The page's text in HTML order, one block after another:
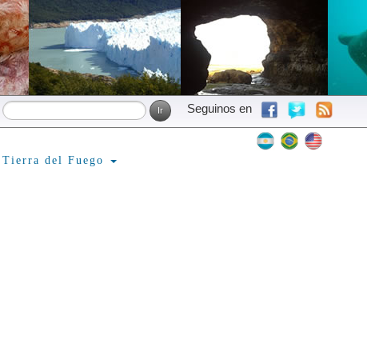
Seguinos en
Tierra del Fuego